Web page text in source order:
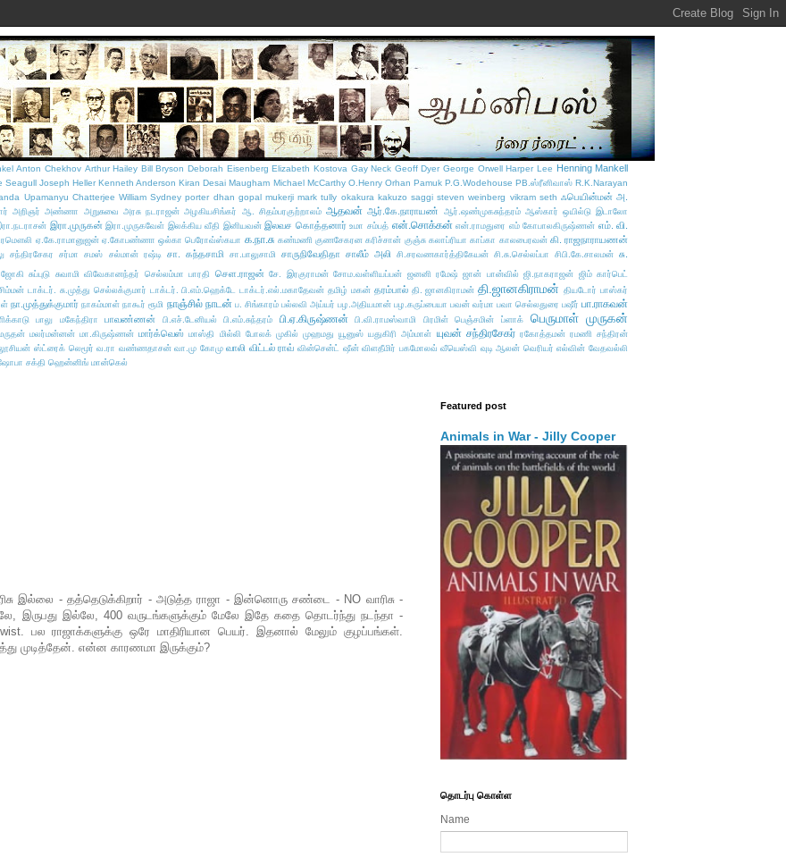
Anton Chekhov Arthur Hailey Bill Bryson Deborah Eisenberg Elizabeth Kostova Gay Neck Geoff Dyer George Orwell Harper Lee Henning Mankell
Seagull Joseph Heller Kenneth Anderson Kiran Desai Maugham Michael McCarthy O.Henry Orhan Pamuk P.G.Wodehouse PB.ஸ்ரீனிவாஸ் R.K.Narayan
Upamanyu Chatterjee William Sydney porter dhan gopal mukerji mark tully okakura kakuzo saggi steven weinberg vikram seth ஃபெயின்மன் அ.
அறிஞர் அண்ணா அறுசுவை அரசு நடராஜன் அழகியசிங்கர் ஆ. சிதம்பரகுற்றாலம் ஆதவன் ஆர்.கே.நாராயண் ஆர்.ஷண்முகசுந்தரம் ஆஸ்கார் ஒயில்டு இடாலோ
இரா.முருகன் இரா.முருகவேள் இலக்கிய வீதி இனியவன் இலவச கொத்தனார் உமா சம்பத் என்.சொக்கன் என்.ராமதுரை எம் கோபாலகிருஷ்ணன் எம். வி.
ஏ.கே.ராமானுஜன் ஏ.கோபண்ணா ஒல்கா பெரோவ்ஸ்கயா க.நா.சு கண்மணி குணசேகரன கரிச்சான் குஞ்சு கலாப்ரியா காப்கா காலபைரவன் கி. ராஜநாராயணன்
சந்திரசேகர சர்மா சமஸ் சல்மான் ரஷ்டி சா. கந்தசாமி சா.பாலுசாமி சாருநிவேதிதா சாலீம் அலி சி.சரவணகார்த்திகேயன் சி.சு.செல்லப்பா சிபி.கே.சாலமன் சு.
ஜோகி சுப்புடு சுவாமி விவேகானந்தர் செல்லம்மா பாரதி செள.ராஜன் சே. இரகுராமன் சோம.வள்ளியப்பன் ஜனனி ரமேஷ் ஜான் பான்வில் ஜி.நாகராஜன் ஜிம் கார்பெட்
டாக்டர். சு.முத்து செல்லக்குமார் டாக்டர். பி.எம்.ஹெக்டே டாக்டர்.எல்.மகாதேவன் தமிழ் மகன் தரம்பால் தி. ஜானகிராமன் தி.ஜானகிராமன் தியடோர் பாஸ்கர்
நா.முத்துக்குமார் நாகம்மாள் நாகூர் ரூமி நாஞ்சில் நாடன் ப. சிங்காரம் பல்லவி அய்யர் பழ.அதியமான் பழ.கருப்பையா பவன் வர்மா பவா செல்லதுரை பஷீர் பா.ராகவன்
பாலு மகேந்திரா பாவண்ணன் பி.எச்.டேனியல் பி.எம்.சுந்தரம் பி.ஏ.கிருஷ்ணன் பி.வி.ராமஸ்வாமி பிரமிள் பெஞ்சமின் ப்ளாக் பெருமாள் முருகன்
மலர்மன்னன் மா.கிருஷ்ணன் மார்க்வெஸ் மாஸ்தி மில்லி போலக் முகில் முஹமது யூனுஸ் யதுகிரி அம்மாள் யுவன் சந்திரசேகர் ரகோத்தமன் ரமணி சந்திரன்
ஸ்ட்ரைக் லெமூர் வ.ரா வண்ணதாசன் வா.மு கோமு வாலி விட்டல் ராவ் வின்சென்ட் ஷீன் விளதீமிர் பகமோலவ் வீயெஸ்வி வுடி ஆலன் வெரியர் எல்வின் வேதவல்லி
சக்தி ஹென்னிங் மான்கெல்
இல்லை - தத்தெடுக்கிறார் - அடுத்த ராஜா - இன்னொரு சண்டை - NO வாரிசு -
இருபது இல்லே, 400 வருடங்களுக்கும் மேலே இதே கதை தொடர்ந்து நடந்தா -
பல ராஜாக்களுக்கு ஒரே மாதிரியான பெயர். இதனால் மேலும் குழப்பங்கள்.
முடித்தேன். என்ன காரணமா இருக்கும்?
Featured post
Animals in War - Jilly Cooper
தொடர்பு கொள்ள
Name